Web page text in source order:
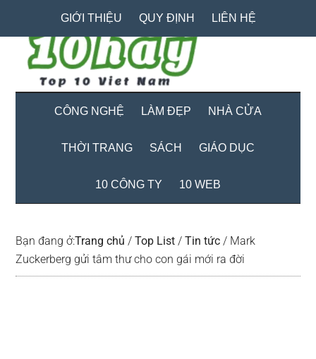
content
secondary
menu
primary
sidebar
GIỚI THIỆU QUY ĐỊNH LIÊN HỆ
CÔNG NGHỆ LÀM ĐẸP NHÀ CỬA
THỜI TRANG SÁCH GIÁO DỤC
10 CÔNG TY 10 WEB
Bạn đang ở:Trang chủ / Top List / Tin tức / Mark
Zuckerberg gửi tâm thư cho con gái mới ra đời